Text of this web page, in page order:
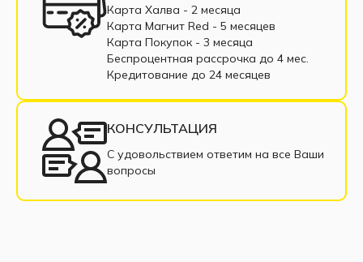
Трехместные модульные диваны
Четырехместные модульные диваны
Пятиместные модульные диваны
Шестиместные модульные диваны
Семиместные модульные диваны
Модульные диваны с ППУ
Модульные диваны с пенополиуретаном
Карта Халва - 2 месяца
Карта Магнит Red - 5 месяцев
Карта Покупок - 3 месяца
Беспроцентная рассрочка до 4 мес.
Кредитование до 24 месяцев
КОНСУЛЬТАЦИЯ
С удовольствием ответим на все Ваши
вопросы